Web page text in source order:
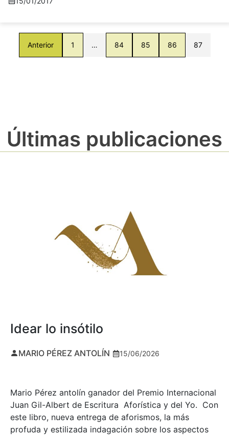
Anterior 1 … 84 85 86 87
Últimas publicaciones
Idear lo insótilo
MARIO PÉREZ ANTOLÍN 15/06/2026
Mario Pérez antolín ganador del Premio Internacional
Juan Gil-Albert de Escritura Aforística y del Yo. Con
este libro, nueva entrega de aforismos, la más
profuda y estilizada indagación sobre los aspectos